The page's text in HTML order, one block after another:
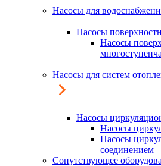
Насосы для
Насосы
Насосы
Насосы для систем
Насосы
Насосы
Насосы
соединением
Сопутствующее